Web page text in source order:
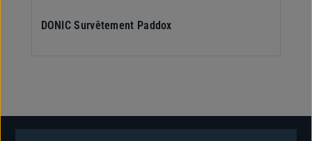
DONIC Survêtement Paddox